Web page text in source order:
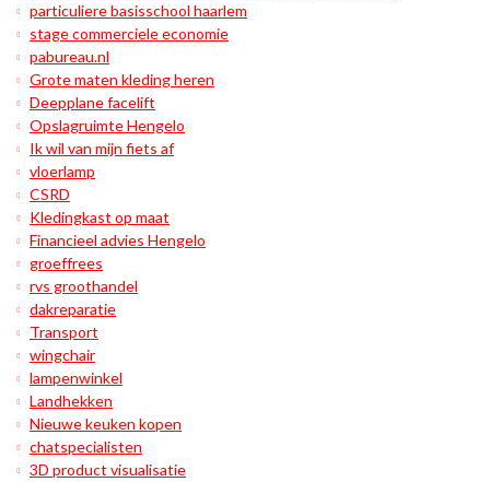
particuliere basisschool haarlem
stage commerciele economie
pabureau.nl
Grote maten kleding heren
Deepplane facelift
Opslagruimte Hengelo
Ik wil van mijn fiets af
vloerlamp
CSRD
Kledingkast op maat
Financieel advies Hengelo
groeffrees
rvs groothandel
dakreparatie
Transport
wingchair
lampenwinkel
Landhekken
Nieuwe keuken kopen
chatspecialisten
3D product visualisatie